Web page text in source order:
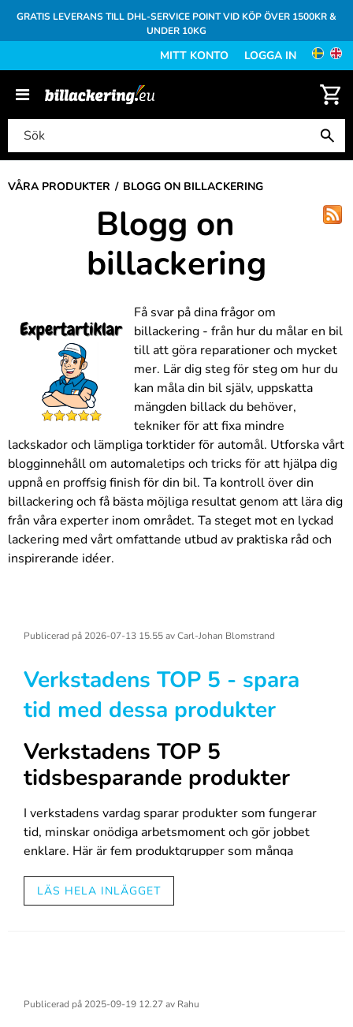
GRATIS LEVERANS TILL DHL-SERVICE POINT VID KÖP ÖVER 1500KR &
UNDER 10KG
MITT KONTO LOGGA IN
VÅRA PRODUKTER BLOGG ON BILLACKERING
Blogg on
billackering
Få svar på dina frågor om
billackering - från hur du målar en bil
till att göra reparationer och mycket
mer. Lär dig steg för steg om hur du
kan måla din bil själv, uppskatta
mängden billack du behöver,
tekniker för att fixa mindre
lackskador och lämpliga torktider för automål. Utforska vårt
blogginnehåll om automaletips och tricks för att hjälpa dig
uppnå en proffsig finish för din bil. Ta kontroll över din
billackering och få bästa möjliga resultat genom att lära dig
från våra experter inom området. Ta steget mot en lyckad
lackering med vårt omfattande utbud av praktiska råd och
inspirerande idéer.
Publicerad på 2026-07-13 15.55avCarl-Johan Blomstrand
Verkstadens TOP 5 - spara
tid med dessa produkter
Verkstadens TOP 5
tidsbesparande produkter
I verkstadens vardag sparar produkter som fungerar
tid, minskar onödiga arbetsmoment och gör jobbet
enklare. Här är fem produktgrupper som många
smidigare.
Snabbar upp färgblandningen och minskar tiden som
LÄS HELA INLÄGGET
Publicerad på 2025-09-19 12.27av Rahu